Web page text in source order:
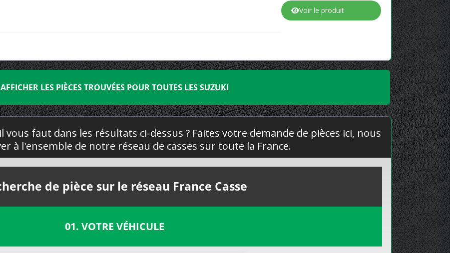
Voir le produit
AFFICHER LES PIÈCES TROUVÉES POUR TOUTES LES SUZUKI
faut dans les résultats ci-dessus ? Faites votre demande de pièces ici, nous
à l'ensemble de notre réseau de casses sur toute la France.
de pièce sur le réseau France Casse
01. VOTRE VÉHICULE